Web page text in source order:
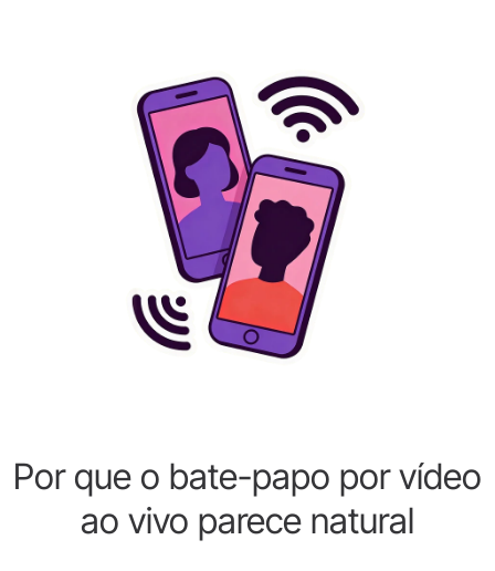
Por que o bate-papo por vídeo
ao vivo parece natural